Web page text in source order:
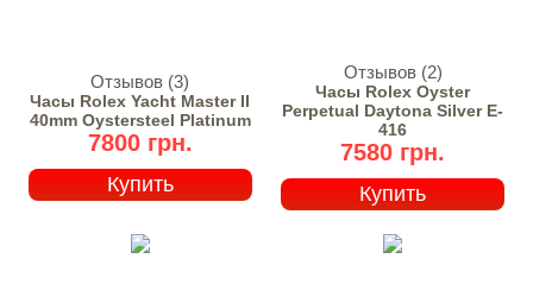
Отзывов (3)
Часы Rolex Yacht Master II
40mm Oystersteel Platinum
7800 грн.
Купить
Отзывов (2)
Часы Rolex Oyster
Perpetual Daytona Silver E-
416
7580 грн.
Купить